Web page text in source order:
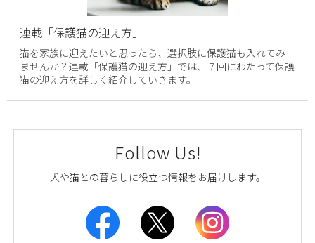
連載「保護猫の迎え方」
猫を家族に迎えたいと思ったら、選択肢に保護猫も入れてみ
ませんか？連載「保護猫の迎え方」では、７回にわたって保護
猫の迎え方を詳しく紹介していきます。
Follow Us!
犬や猫との暮らしに役立つ情報をお届けします。